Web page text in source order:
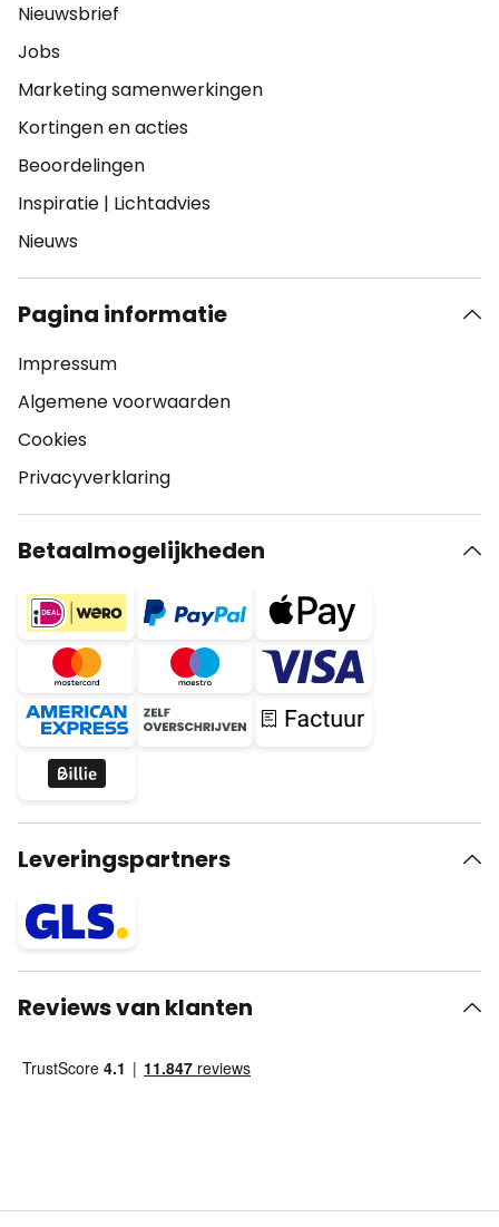
Nieuwsbrief
Jobs
Marketing samenwerkingen
Kortingen en acties
Beoordelingen
Inspiratie | Lichtadvies
Nieuws
Pagina informatie
Impressum
Algemene voorwaarden
Cookies
Privacyverklaring
Betaalmogelijkheden
Leveringspartners
Reviews van klanten